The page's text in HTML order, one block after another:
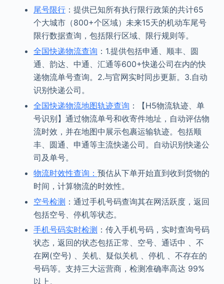
尾号限行：提供已知所有执行限行政策的共计65
个大城市（800+个区域）未来15天的机动车尾号
限行数据查询，包括限行区域、限行规则等。
全国快递物流查询 ：1.提供包括申通、顺丰、圆
通、韵达、中通、汇通等600+快递公司在内的快
递物流单号查询。2.与官网实时同步更新。3.自动
识别快递公司。
全国快递物流地图轨迹查询 ：【H5物流轨迹、单
号识别】通过物流单号和收寄件地址，自动评估物
流时效，并在地图中展示包裹运输轨迹。包括顺
丰、圆通、申通等主流快递公司。自动识别快递公
司及单号。
物流时效性查询： 预估从下单开始直到收到货物的
时间，计算物流的时效性。
空号检测 ：通过手机号码查询其在网活跃度，返回
包括空号、停机等状态。
手机号码实时检测 ：传入手机号码，实时查询号码
状态，返回的状态包括正常、空号、通话中 、不
在网(空号) 、关机、疑似关机 、停机 、不存在的
号码等。支持三大运营商，检测准确率高达 99%
以上。